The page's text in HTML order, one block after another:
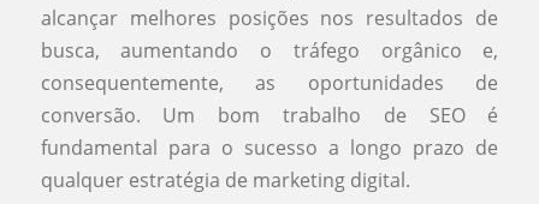
alcançar melhores posições nos resultados de
busca, aumentando o tráfego orgânico e,
consequentemente, as oportunidades de
conversão. Um bom trabalho de SEO é
fundamental para o sucesso a longo prazo de
qualquer estratégia de marketing digital.